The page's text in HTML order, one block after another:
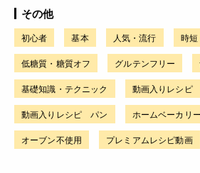
その他
初心者 基本 人気・流行 時短
低糖質・糖質オフ グルテンフリー
基礎知識・テクニック 動画入りレシピ
動画入りレシピ パン ホームベーカリ
オーブン不使用 プレミアムレシピ動画